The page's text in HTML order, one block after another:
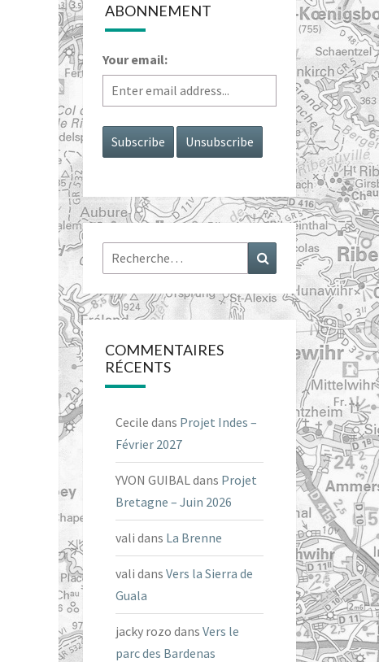
ABONNEMENT
Your email:
Rechercher : Recherche
COMMENTAIRES
RÉCENTS
Cecile dans Projet Indes –
Février 2027
YVON GUIBALdans Projet
Bretagne – Juin 2026
vali dans La Brenne
vali dans Vers la Sierra de
Guala
jacky rozo dans Vers le
parc des Bardenas